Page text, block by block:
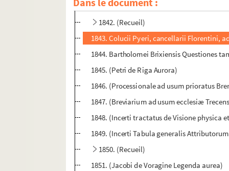
1841. (Recueil)
1842. (Recueil)
1843. Colucii Pyeri, cancellarii Florentini,
1844. Bartholomei Brixiensis Questiones
1845. (Petri de Riga Aurora)
1846. (Processionale ad usum prioratus
1847. (Breviarium ad usum ecclesiæ
1848. (Incerti tractatus de Visione physica
1849. (Incerti Tabula generalis
1850. (Recueil)
1851. (Jacobi de Voragine Legenda aurea)